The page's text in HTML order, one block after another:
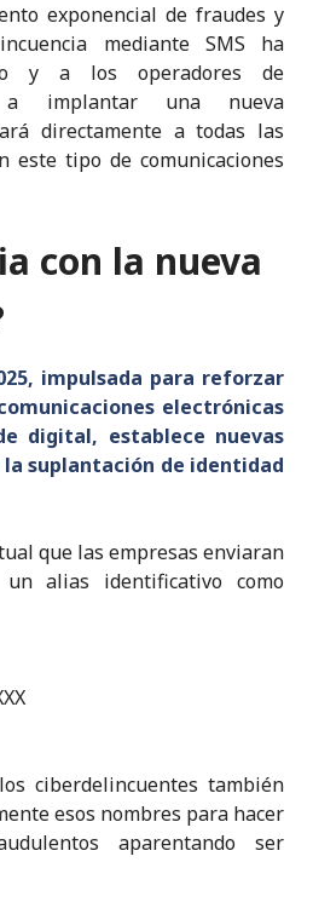
exponencial de fraudes y
mediante SMS ha
y a los operadores de
a implantar una nueva
directamente a todas las
este tipo de comunicaciones
con la nueva
impulsada para reforzar
electrónicas
digital, establece nuevas
suplantación de identidad
que las empresas enviaran
un alias identificativo como
ciberdelincuentes también
esos nombres para hacer
aparentando ser